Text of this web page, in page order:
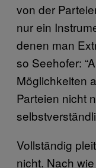
von der
nur ein
denen man
so Seehofer:
Möglichkeiten
Parteien nicht
Vollständig
nicht. Nach